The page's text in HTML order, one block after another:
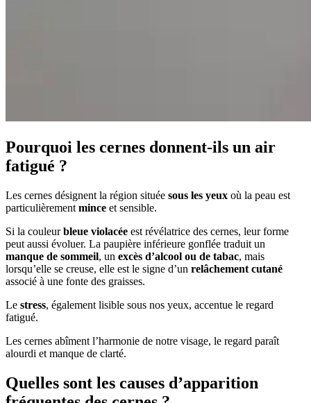
Pourquoi les cernes donnent-ils un air
fatigué ?
Les cernes désignent la région située sous les yeux où la peau est
particulièrement mince et sensible.
Si la couleurbleue violacée est révélatrice des cernes, leur forme
peut aussi évoluer. La paupière inférieure gonflée traduit un
manque de sommeil, un excès d’alcool ou de tabac, mais
lorsqu’elle se creuse, elle est le signe d’un relâchement cutané
associé à une fonte des graisses.
Le stress, également lisible sous nos yeux, accentue le regard
fatigué.
Les cernes abîment l’harmonie de notre visage, le regard paraît
alourdi et manque de clarté.
Quelles sont les causes d’apparition